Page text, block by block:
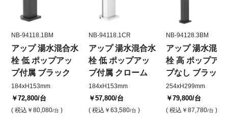
NB-94118.1BM
アップ 湯水混合水
栓 低 ポップアッ
プ付属 ブラック
184xH153mm
￥72,800/台
( 税込 ￥80,080/台 )
NB-94118.1CR
アップ 湯水混合水
栓 低 ポップアッ
プ付属 クローム
184xH153mm
￥57,800/台
( 税込 ￥63,580/台 )
NB-94128.3BM
アップ 湯水混合
栓 高 ポップアッ
プなし ブラック
254xH299mm
￥79,800/台
( 税込 ￥87,780/台 )